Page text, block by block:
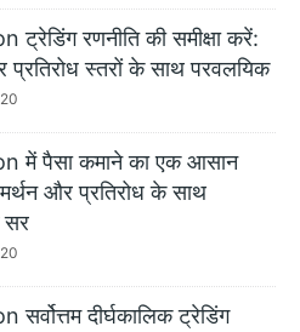
ट्रेडिंग रणनीति की समीक्षा करें:
प्रतिरोध स्तरों के साथ परवलयिक
में पैसा कमाने का एक आसान
और प्रतिरोध के साथ
सर
दीर्घकालिक ट्रेडिंग